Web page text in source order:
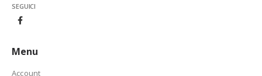
SEGUICI
Menu
Account